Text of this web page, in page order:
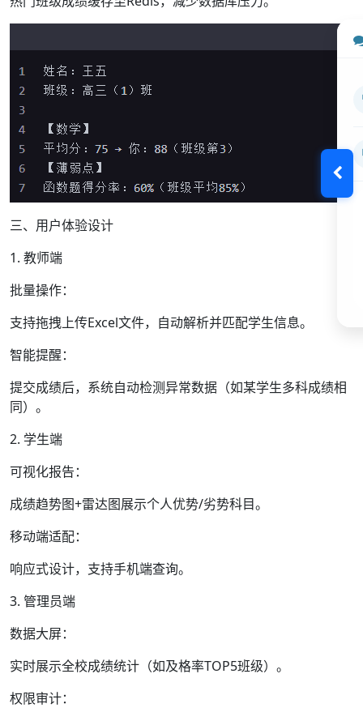
三、用户体验设计
1. 教师端
批量操作：
支持拖拽上传Excel文件，自动解析并匹配学生信息。
智能提醒：
提交成绩后，系统自动检测异常数据（如某学生多科成绩相
同）。
2. 学生端
可视化报告：
成绩趋势图+雷达图展示个人优势/劣势科目。
移动端适配：
响应式设计，支持手机端查询。
3. 管理员端
数据大屏：
实时展示全校成绩统计（如及格率TOP5班级）。
权限审计：